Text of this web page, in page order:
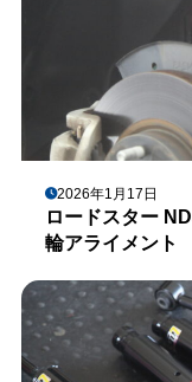
2026年1月17日
ロードスター
輪アライメント